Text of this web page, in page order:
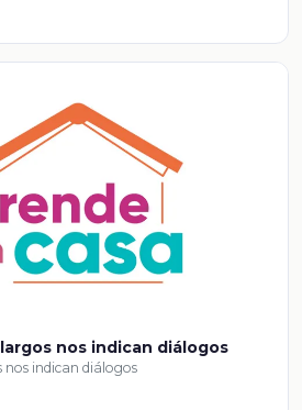
nos indican diálogos
nos indican diálogos